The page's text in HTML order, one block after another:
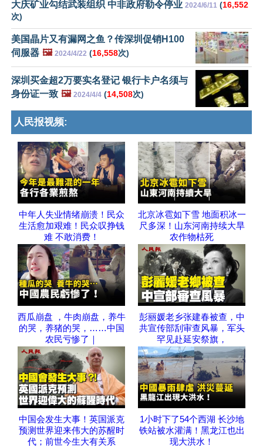
大庆矿业勾结武装组织 中非政府勒令停业 2024/6/11 (16,552
次)
美国晶片又有漏网之鱼？传深圳促销H100
伺服器 🖼️ 2024/4/22 (16,558次)
深圳买金超2万要实名登记 银行卡户名须与
身份证一致 🖼️ 2024/4/4 (14,508次)
人民报视频:
中年人失业情绪崩溃！民众
生活愈加艰难！民众叹挣钱
难 不敢消费！
北京冰雹如下雪 地面积冰一
尺多深！山东河南持续大旱
农作物枯死
西瓜崩盘 ，牛肉崩盘，养牛
的哭，养猪的哭，……中国
农民亏惨了｜
彭丽媛老乡张建春被查，中
共宣传部刮审查风暴，军头
罕见赴延安祭旗，
中国会发生大事！英国派克
预测世界迎来伟大的苏醒时
代；前世今生大有关系
1小时下了54个西湖 长沙地
铁站被水灌满！黑龙江也出
现大洪水！